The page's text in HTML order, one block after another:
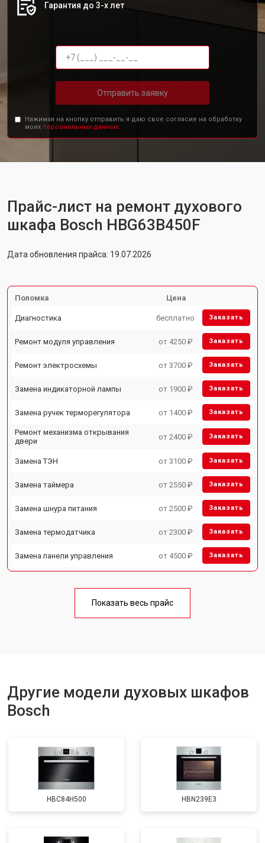
Гарантия до 3-х лет
Отправить заявку
Нажимая на кнопку отправить я даю свое согласие на обработку
моих персональных данных.
Прайс-лист на ремонт духового
шкафа Bosch HBG63B450F
Дата обновления прайса: 19.07.2026
Поломка Цена
Диагностика бесплатно Заказать
Ремонт модуля управления от 4250 ₽ Заказать
Ремонт электросхемы от 3700 ₽ Заказать
Замена индикаторной лампы от 1900 ₽ Заказать
Замена ручек терморегулятора от 1400 ₽ Заказать
Ремонт механизма открывания
двери
от 2400 ₽ Заказать
Замена ТЭН от 3100 ₽ Заказать
Замена таймера от 2550 ₽ Заказать
Замена шнура питания от 2500 ₽ Заказать
Замена термодатчика от 2300 ₽ Заказать
Замена панели управления от 4500 ₽ Заказать
Показать весь прайс
Другие модели духовых шкафов
Bosch
HBC84H500 HBN239E3